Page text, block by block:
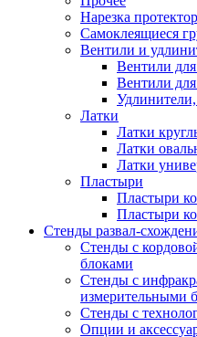
Нарезка
Самоклеящиеся
Вентили и
Вентили
Вентили
Латки
Латки
Латки
Латки
Пластыри
Пластыри
Пластыри
Стенды развал-
Стенды с
блоками
Стенды с
измерительными
Стенды с
Опции и